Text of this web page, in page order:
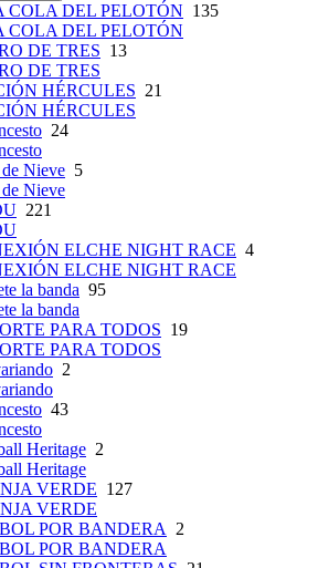
COLA DEL PELOTÓN 135
COLA DEL PELOTÓN
DE TRES 13
DE TRES
HÉRCULES 21
HÉRCULES
24
Nieve 5
Nieve
221
ELCHE NIGHT RACE 4
ELCHE NIGHT RACE
la banda 95
la banda
PARA TODOS 19
PARA TODOS
2
43
Heritage 2
Heritage
VERDE 127
VERDE
POR BANDERA
2
POR BANDERA